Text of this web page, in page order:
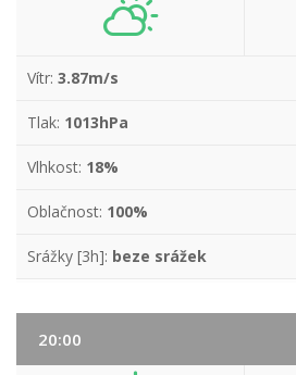
Vítr: 3.87m/s
Tlak: 1013hPa
Vlhkost: 18%
Oblačnost: 100%
Srážky [3h]: beze srážek
20:00